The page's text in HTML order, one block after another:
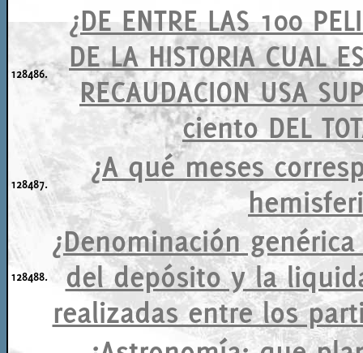
128486.
¿DE ENTRE LAS 100
DE LA HISTORIA CUAL
RECAUDACION USA
ciento DEL
128487.
¿A qué meses
128488.
¿Denominación
del depósito y la
realizadas entre los